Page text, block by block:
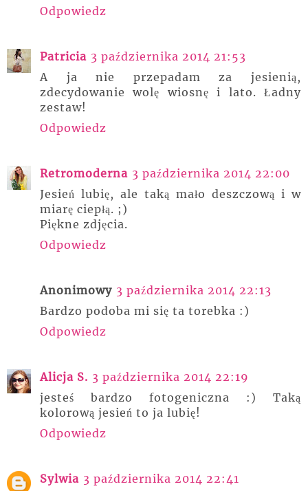
Odpowiedz
Patricia 3 października 2014 21:53
A ja nie przepadam za jesienią,
zdecydowanie wolę wiosnę i lato. Ładny
zestaw!
Odpowiedz
Retromoderna 3 października 2014 22:00
Jesień lubię, ale taką mało deszczową i w
miarę ciepłą. ;)
Piękne zdjęcia.
Odpowiedz
Anonimowy 3 października 2014 22:13
Bardzo podoba mi się ta torebka :)
Odpowiedz
Alicja S. 3 października 2014 22:19
jesteś bardzo fotogeniczna :) Taką
kolorową jesień to ja lubię!
Odpowiedz
Sylwia 3 października 2014 22:41